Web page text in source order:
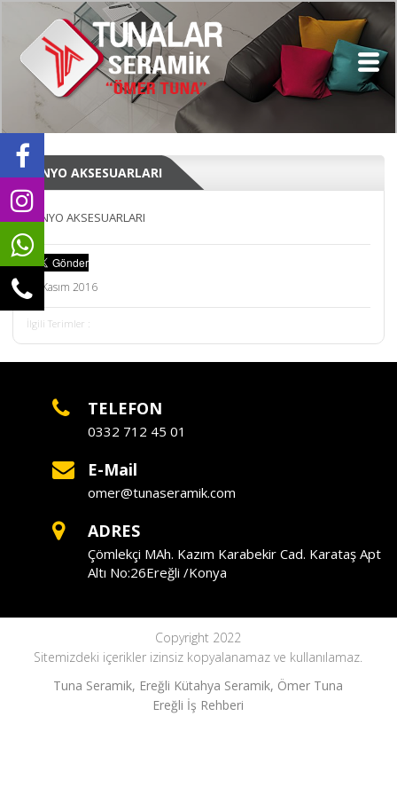
BANYO AKSESUARLARI
BANYO AKSESUARLARI
14 Kasım 2016
İlgili Terimler :
TELEFON
0332 712 45 01
E-Mail
omer@tunaseramik.com
ADRES
Çömlekçi MAh. Kazım Karabekir Cad. Karataş Apt
Altı No:26Ereğli /Konya
Copyright 2022
Sitemizdeki içerikler izinsiz kopyalanamaz ve kullanılamaz.
Tuna Seramik, Ereğli Kütahya Seramik, Ömer Tuna
Ereğli İş Rehberi